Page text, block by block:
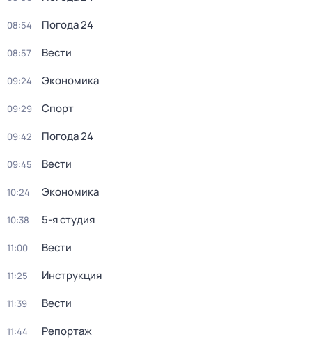
08:54 Погода 24
08:57 Вести
09:24 Экономика
09:29 Спорт
09:42 Погода 24
09:45 Вести
10:24 Экономика
10:38 5-я студия
11:00 Вести
11:25 Инструкция
11:39 Вести
11:44 Репортаж